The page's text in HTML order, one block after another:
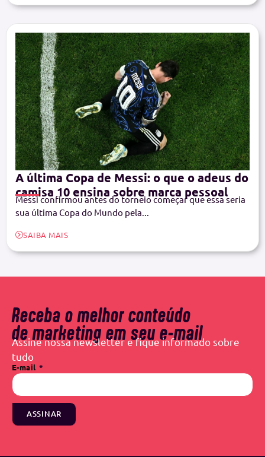
A última Copa de Messi: o que o adeus do
camisa 10 ensina sobre marca pessoal
Messi confirmou antes do torneio começar que essa seria
sua última Copa do Mundo pela...
SAIBA MAIS
Receba o melhor conteúdo
de marketing em seu e-mail
Assine nossa newsletter e fique informado sobre
tudo
E-mail
ASSINAR